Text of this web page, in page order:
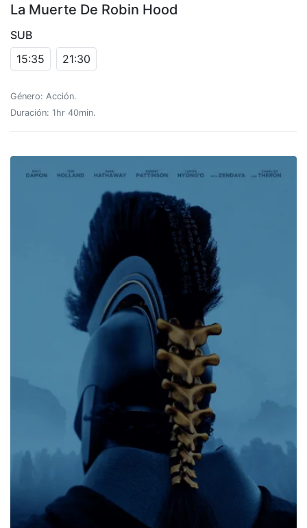
La Muerte De Robin Hood
SUB
15:35
21:30
Género: Acción.
Duración: 1hr 40min.